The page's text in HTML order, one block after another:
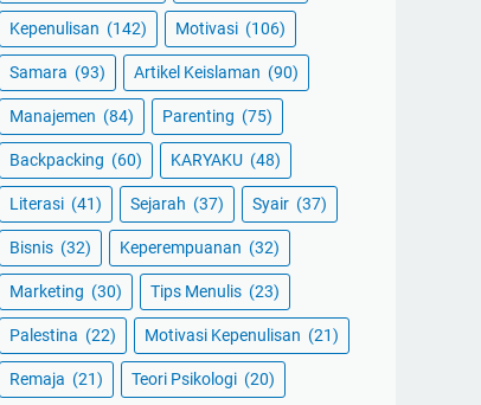
Kepenulisan (142) Motivasi (106)
Samara (93) Artikel Keislaman (90)
Manajemen (84) Parenting (75)
Backpacking (60) KARYAKU (48)
Literasi (41) Sejarah (37) Syair (37)
Bisnis (32) Keperempuanan (32)
Marketing (30) Tips Menulis (23)
Palestina (22) Motivasi Kepenulisan (21)
Remaja (21) Teori Psikologi (20)